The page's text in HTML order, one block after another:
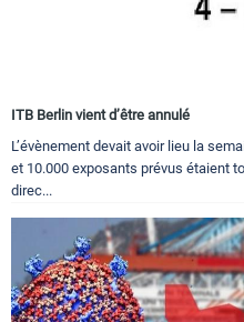
ITB Berlin vient d’être annulé
L’évènement devait avoir lieu la
et 10.000 exposants prévus étaient
direc...